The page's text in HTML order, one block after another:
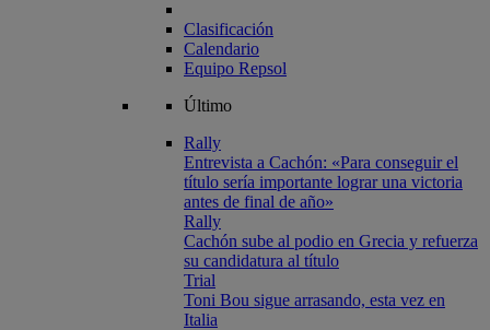
Clasificación
Calendario
Equipo Repsol
Último
Rally
Entrevista a Cachón: «Para conseguir el
título sería importante lograr una victoria
antes de final de año»
Rally
Cachón sube al podio en Grecia y refuerza
su candidatura al título
Trial
Toni Bou sigue arrasando, esta vez en
Italia